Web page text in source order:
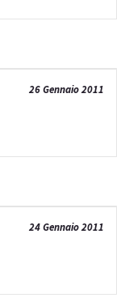
26 Gennaio 2011
24 Gennaio 2011